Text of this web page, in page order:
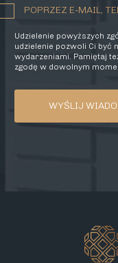
POPRZEZ E-MAIL,
Udzielenie powyższych
udzielenie pozwoli Ci być
wydarzeniami. Pamiętaj
zgodę w dowolnym